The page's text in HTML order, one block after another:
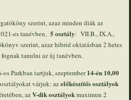
szerint, azaz minden diák az
es tanévben,5 osztály: VII.B., IX.A.,
szerint, azaz hibrid oktatásban 2 hetes
tanulni az új tanévben.
os Parkban tartjuk, szeptember14-én 10,00
várjuk: azelőkészítős osztályok
azV-dik osztályokmaximun 2